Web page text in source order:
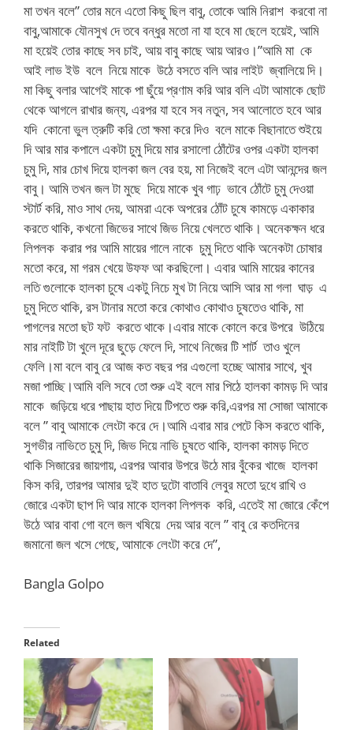
মা তখন বলে” তোর মনে এতো কিছু ছিল বাবু, তোকে আমি নিরাশ করবো না
বাবু,আমাকে যৌনসুখ দে তবে বন্ধুর মতো না যা হবে মা ছেলে হয়েই, আমি
মা হয়েই তোর কাছে সব চাই, আয় বাবু কাছে আয় আরও।”আমি মা কে
আই লাভ ইউ বলে নিয়ে মাকে উঠে বসতে বলি আর লাইট জ্বালিয়ে দি।
মা কিছু বলার আগেই মাকে পা ছুঁয়ে প্রণাম করি আর বলি এটা আমাকে ছোট
থেকে আগলে রাখার জন্য, এরপর যা হবে সব নতুন, সব আলোতে হবে আর
যদি কোনো ভুল ত্রুটি করি তো ক্ষমা করে দিও বলে মাকে বিছানাতে শুইয়ে
দি আর মার কপালে একটা চুমু দিয়ে মার রসালো ঠোঁটের ওপর একটা হালকা
চুমু দি, মার চোখ দিয়ে হালকা জল বের হয়, মা নিজেই বলে এটা আনন্দের জল
বাবু। আমি তখন জল টা মুছে দিয়ে মাকে খুব গাঢ় ভাবে ঠোঁটে চুমু দেওয়া
স্টার্ট করি, মাও সাথ দেয়, আমরা একে অপরের ঠোঁট চুষে কামড়ে একাকার
করতে থাকি, কখনো জিভের সাথে জিভ নিয়ে খেলতে থাকি। অনেকক্ষন ধরে
লিপলক করার পর আমি মায়ের গালে নাকে চুমু দিতে থাকি অনেকটা চোষার
মতো করে, মা গরম খেয়ে উফফ আ করছিলো। এবার আমি মায়ের কানের
লতি গুলোকে হালকা চুষে একটু নিচে মুখ টা নিয়ে আসি আর মা গলা ঘাড় এ
চুমু দিতে থাকি, রস টানার মতো করে কোথাও কোথাও চুষতেও থাকি, মা
পাগলের মতো ছট ফট করতে থাকে।এবার মাকে কোলে করে উপরে উঠিয়ে
মার নাইটি টা খুলে দূরে ছুড়ে ফেলে দি, সাথে নিজের টি শার্ট তাও খুলে
ফেলি।মা বলে বাবু রে আজ কত বছর পর এগুলো হচ্ছে আমার সাথে, খুব
মজা পাচ্ছি।আমি বলি সবে তো শুরু এই বলে মার পিঠে হালকা কামড় দি আর
মাকে জড়িয়ে ধরে পাছায় হাত দিয়ে টিপতে শুরু করি,এরপর মা সোজা আমাকে
বলে ” বাবু আমাকে লেংটা করে দে।আমি এবার মার পেটে কিস করতে থাকি,
সুগভীর নাভিতে চুমু দি, জিভ দিয়ে নাভি চুষতে থাকি, হালকা কামড় দিতে
থাকি সিজারের জায়গায়, এরপর আবার উপরে উঠে মার বুঁকের খাজে হালকা
কিস করি, তারপর আমার দুই হাত দুটো বাতাবি লেবুর মতো দুধে রাখি ও
জোরে একটা ছাপ দি আর মাকে হালকা লিপলক করি, এতেই মা জোরে কেঁপে
উঠে আর বাবা গো বলে জল খষিয়ে দেয় আর বলে ” বাবু রে কতদিনের
জমানো জল খসে গেছে, আমাকে লেংটা করে দে”,
Bangla Golpo
Related